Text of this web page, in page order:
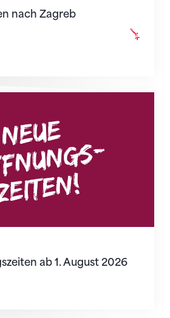
nach Zagreb
ab 1. August 2026
ab 1. August 2026